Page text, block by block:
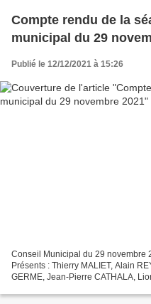
Compte rendu de la
municipal du 29
Publié le 12/12/2021 à 15:26
Conseil Municipal du 29 novembre
Présents : Thierry MALIET, Alain
GERME, Jean-Pierre CATHALA,